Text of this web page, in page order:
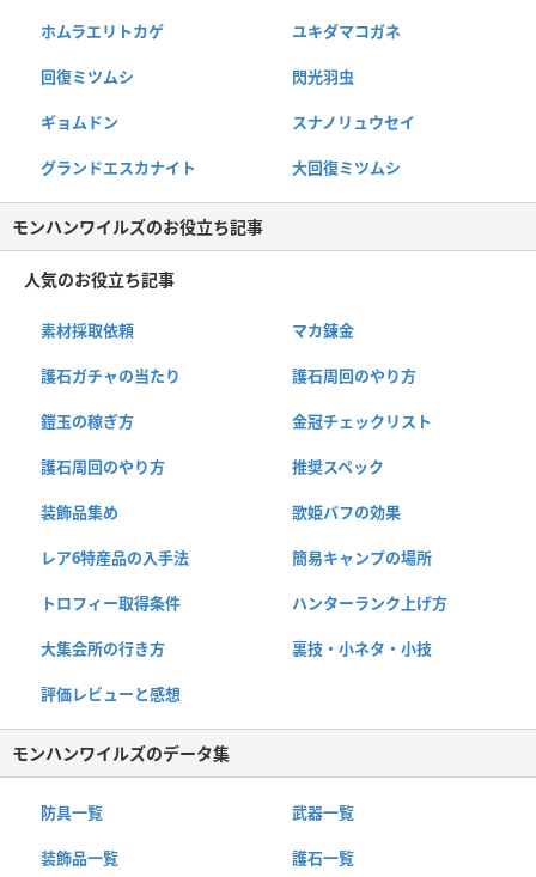
ホムラエリトカゲ ユキダマコガネ
回復ミツムシ 閃光羽虫
ギョムドン スナノリュウセイ
グランドエスカナイト 大回復ミツムシ
モンハンワイルズのお役立ち記事
人気のお役立ち記事
素材採取依頼 マカ錬金
護石ガチャの当たり 護石周回のやり方
鎧玉の稼ぎ方 金冠チェックリスト
護石周回のやり方 推奨スペック
装飾品集め 歌姫バフの効果
レア6特産品の入手法 簡易キャンプの場所
トロフィー取得条件 ハンターランク上げ方
大集会所の行き方 裏技・小ネタ・小技
評価レビューと感想
モンハンワイルズのデータ集
防具一覧 武器一覧
装飾品一覧 護石一覧